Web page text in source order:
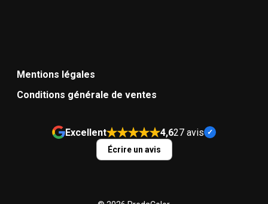
Mentions légales
Conditions générale de ventes
Excellent 4,627 avis
Écrire un avis